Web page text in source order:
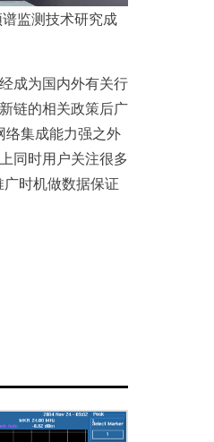
监测技术研究成
成为国内外有关行
链的相关政策后广
络集成能力强之外
同时用户关注很多
时机做数据保证